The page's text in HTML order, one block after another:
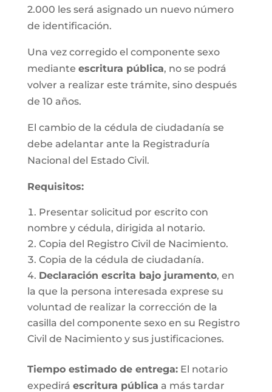
2.000 les será asignado un nuevo número
de identificación.
Una vez corregido el componente sexo
mediante escritura pública, no se podrá
volver a realizar este trámite, sino después
de 10 años.
El cambio de la cédula de ciudadanía se
debe adelantar ante la Registraduría
Nacional del Estado Civil.
Requisitos:
Presentar solicitud por escrito con
nombre y cédula, dirigida al notario.
Copia del Registro Civil de Nacimiento.
Copia de la cédula de ciudadanía.
Declaración escrita bajo juramento, en
la que la persona interesada exprese su
voluntad de realizar la corrección de la
casilla del componente sexo en su Registro
Civil de Nacimiento y sus justificaciones.
Tiempo estimado de entrega:El notario
expedirá escritura pública a más tardar